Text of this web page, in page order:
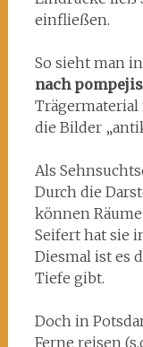
einfließen.
So sieht man
nach
die Bilder
Als
Durch die
können
Seifert hat sie
Diesmal ist es
Tiefe gibt.
Doch in
Ferne reisen